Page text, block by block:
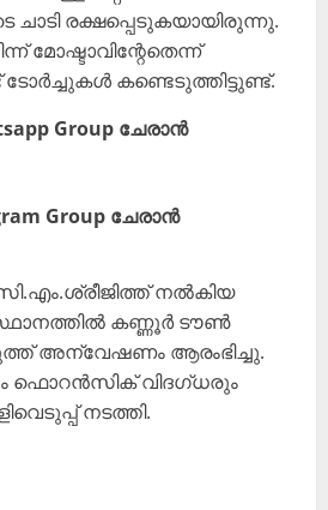
ചാടി രക്ഷപ്പെടുകയായിരുന്നു.
മോഷ്ടാവിന്റേതെന്ന്
കണ്ടെടുത്തിട്ടുണ്ട്.
Group ചേരാൻ
Group ചേരാൻ
നൽകിയ
കണ്ണൂർ ടൗൺ
അന്വേഷണം ആരംഭിച്ചു.
വിദഗ്ധരും
നടത്തി.